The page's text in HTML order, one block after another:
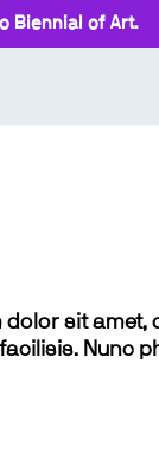
Biennial of Art.
dolor sit
Nunc